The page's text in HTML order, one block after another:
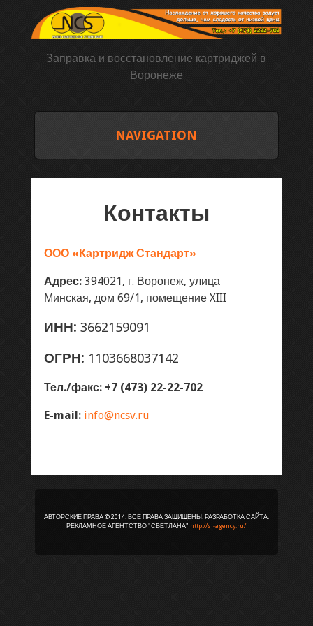
Заправка и восстановление картриджей в
Воронеже
NAVIGATION
ТОВАРЫ И УСЛУГИ
ПРОДАЖА И ИЗГОТОВЛЕНИЕ КАРТРИДЖЕЙ
РАСХОДНЫЕ МАТЕРИАЛЫ
ОРГТЕХНИКА
КОНТАКТЫ
Контакты
ООО «Картридж Стандарт»
Адрес:394021, г. Воронеж, улица
Минская, дом 69/1, помещение XIII
ИНН: 3662159091
ОГРН: 1103668037142
Тел./факс: +7 (473) 22-22-702
E-mail: info@ncsv.ru
АВТОРСКИЕ ПРАВА © 2014. ВСЕ ПРАВА ЗАЩИЩЕНЫ. РАЗРАБОТКА САЙТА:
РЕКЛАМНОЕ АГЕНТСТВО "СВЕТЛАНА" http://sl-agency.ru/